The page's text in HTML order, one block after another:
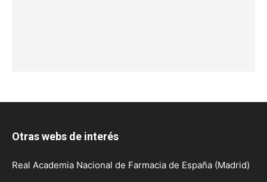
Otras webs de interés
Real Academia Nacional de Farmacia de España (Madrid)